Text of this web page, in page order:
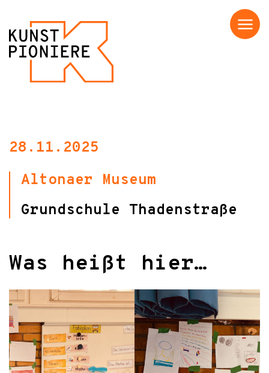
Menü
28.11.2025
Altonaer Museum
Grundschule Thadenstraße
Was heißt hier…